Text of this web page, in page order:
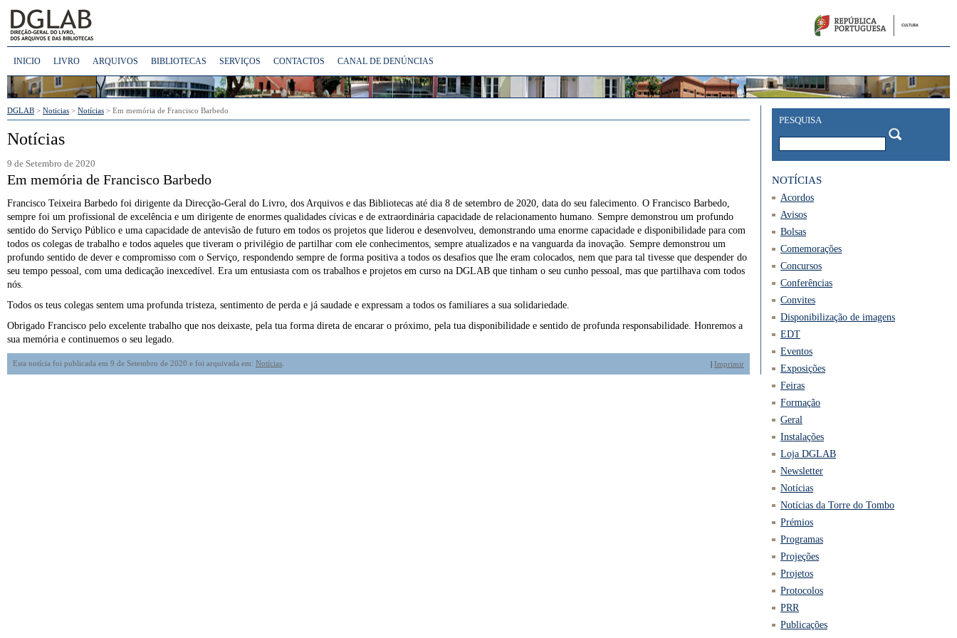
INICIO LIVRO ARQUIVOS BIBLIOTECAS SERVIÇOS CONTACTOS CANAL DE DENÚNCIAS
DGLAB > Noticias > Notícias > Em memória de Francisco Barbedo
Notícias
9 de Setembro de 2020
Em memória de Francisco Barbedo
Francisco Teixeira Barbedo foi dirigente da Direcção-Geral do Livro, dos Arquivos e das Bibliotecas até dia 8 de setembro de 2020, data do seu falecimento. O Francisco Barbedo,
sempre foi um profissional de excelência e um dirigente de enormes qualidades cívicas e de extraordinária capacidade de relacionamento humano. Sempre demonstrou um profundo
sentido do Serviço Público e uma capacidade de antevisão de futuro em todos os projetos que liderou e desenvolveu, demonstrando uma enorme capacidade e disponibilidade para com
todos os colegas de trabalho e todos aqueles que tiveram o privilégio de partilhar com ele conhecimentos, sempre atualizados e na vanguarda da inovação. Sempre demonstrou um
profundo sentido de dever e compromisso com o Serviço, respondendo sempre de forma positiva a todos os desafios que lhe eram colocados, nem que para tal tivesse que despender do
seu tempo pessoal, com uma dedicação inexcedível. Era um entusiasta com os trabalhos e projetos em curso na DGLAB que tinham o seu cunho pessoal, mas que partilhava com todos
nós.
Todos os teus colegas sentem uma profunda tristeza, sentimento de perda e já saudade e expressam a todos os familiares a sua solidariedade.
Obrigado Francisco pelo excelente trabalho que nos deixaste, pela tua forma direta de encarar o próximo, pela tua disponibilidade e sentido de profunda responsabilidade. Honremos a
sua memória e continuemos o seu legado.
Esta notícia foi publicada em 9 de Setembro de 2020 e foi arquivada em: Notícias | Imprimir
PESQUISA
NOTÍCIAS
Acordos
Avisos
Bolsas
Comemorações
Concursos
Conferências
Convites
Disponibilização de imagens
EDT
Eventos
Exposições
Feiras
Formação
Geral
Instalações
Loja DGLAB
Newsletter
Notícias
Notícias da Torre do Tombo
Prémios
Programas
Projeções
Projetos
Protocolos
PRR
Publicações